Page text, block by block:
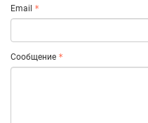
Email
Сообщение